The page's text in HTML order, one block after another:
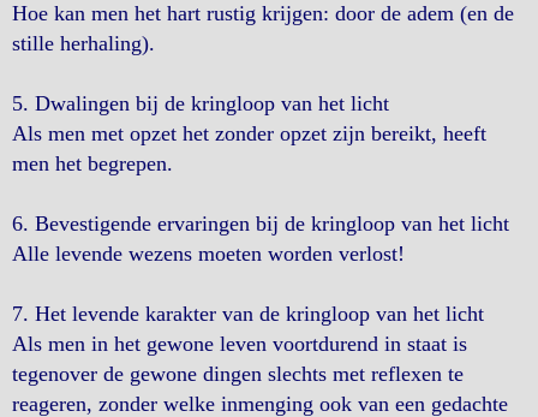
Hoe kan men het hart rustig krijgen: door de adem (en de
stille herhaling).
5. Dwalingen bij de kringloop van het licht
Als men met opzet het zonder opzet zijn bereikt, heeft
men het begrepen.
6. Bevestigende ervaringen bij de kringloop van het licht
Alle levende wezens moeten worden verlost!
7. Het levende karakter van de kringloop van het licht
Als men in het gewone leven voortdurend in staat is
tegenover de gewone dingen slechts met reflexen te
reageren, zonder welke inmenging ook van een gedachte